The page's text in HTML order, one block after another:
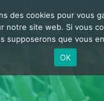
des cookies pour vous
notre site web. Si vous
supposerons que vous
OK